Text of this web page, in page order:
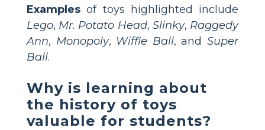
Examples of toys highlighted include
Lego, Mr. Potato Head, Slinky, Raggedy
Ann, Monopoly, Wiffle Ball, andSuper
Ball.
Why is learning about
the history of toys
valuable for students?